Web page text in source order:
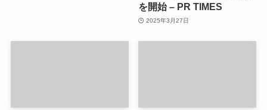
を開始 – PR TIMES
2025年3月27日